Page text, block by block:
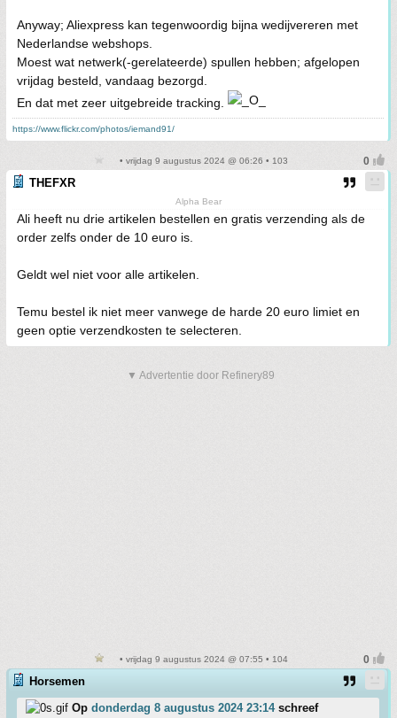
Anyway; Aliexpress kan tegenwoordig bijna wedijvereren met
Nederlandse webshops.
Moest wat netwerk(-gerelateerde) spullen hebben; afgelopen
vrijdag besteld, vandaag bezorgd.
En dat met zeer uitgebreide tracking.
https://www.flickr.com/photos/iemand91/
• vrijdag 9 augustus 2024 @ 06:26 • 103
THEFXR
Alpha Bear
Ali heeft nu drie artikelen bestellen en gratis verzending als de
order zelfs onder de 10 euro is.
Geldt wel niet voor alle artikelen.
Temu bestel ik niet meer vanwege de harde 20 euro limiet en
geen optie verzendkosten te selecteren.
▼ Advertentie door Refinery89
• vrijdag 9 augustus 2024 @ 07:55 • 104
Horsemen
Op donderdag 8 augustus 2024 23:14schreef